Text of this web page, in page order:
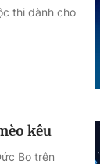
thi dành cho
kêu
Bo trên